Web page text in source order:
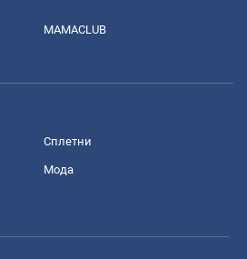
MAMACLUB
Сплетни
Мода